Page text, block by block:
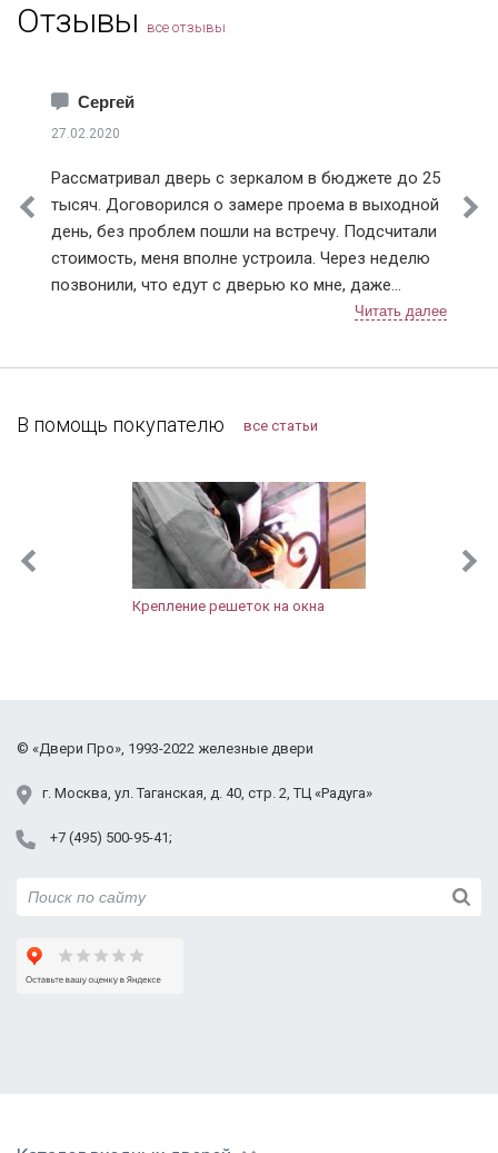
Отзывы все отзывы
Сергей
27.02.2020
Рассматривал дверь с зеркалом в бюджете до 25
тысяч. Договорился о замере проема в выходной
день, без проблем пошли на встречу. Подсчитали
стоимость, меня вполне устроила. Через неделю
позвонили, что едут с дверью ко мне, даже
немного раньше приехали, пришлось им меня
прошла установка, крупный мусор весь убрали
советы по уходу за дверью, чтобы замки не
двери новая просто восхищает! Шумов с
лестницы не слышно, не задувает, значит
запенена хорошо, щелей тоже нет. Внешний вид
презентабельный, тут замечаний нет. Зеркало для
нашей прихожей очень кстати, так как места мало.
В помощь покупателю все статьи
Крепление решеток на окна
г. Москва, ул. Таганская, д. 40, стр. 2, ТЦ «Радуга»
+7 (495) 500-95-41
© «Двери Про», 1993-2022 железные двери